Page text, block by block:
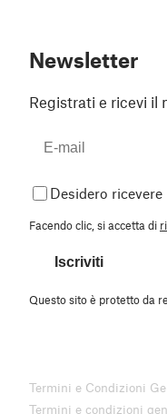
Newsletter
Registrati e ricevi il
Desidero
Facendo clic, si accetta di
Iscriviti
Questo sito è protetto da
Termini e Condizioni
Termini e condizioni